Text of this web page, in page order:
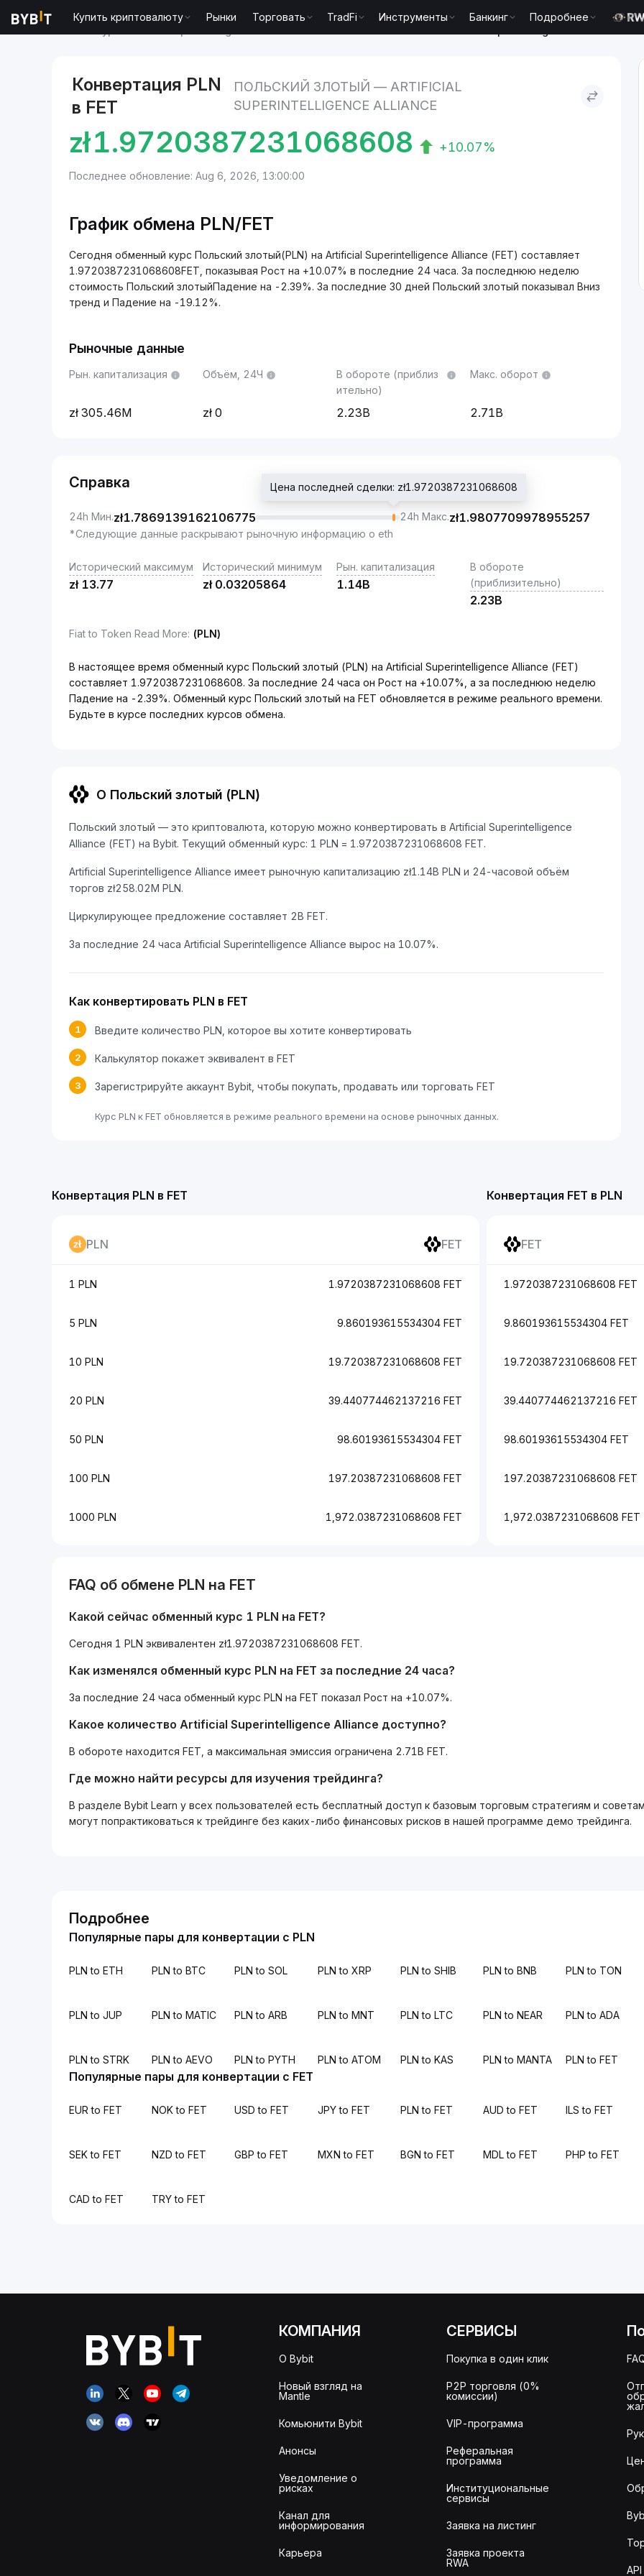
Купить криптовалюту Рынки Торговать TradFi Инструменты Банкинг Подробнее
Конвертация PLN
в FET
ПОЛЬСКИЙ ЗЛОТЫЙ — ARTIFICIAL
SUPERINTELLIGENCE ALLIANCE
zł1.9720387231068608 +10.07%
Последнее обновление: Aug 6, 2026, 13:00:00
График обмена PLN/FET
Сегодня обменный курс Польский злотый(PLN) на Artificial Superintelligence Alliance (FET) составляет
1.9720387231068608FET, показывая Рост на +10.07% в последние 24 часа. За последнюю неделю
стоимость Польский злотыйПадение на -2.39%. За последние 30 дней Польский злотый показывал Вниз
тренд и Падение на -19.12%.
Рыночные данные
Рын. капитализация
305.46M
Объём, 24Ч
0
В обороте (приблиз
ительно)
2.23B
Макс. оборот
2.71B
Справка
24h Мин.zł1.7869139162106775
Цена последней сделки: zł1.9720387231068608
24h Макс.zł1.9807709978955257
*Следующие данные раскрывают рыночную информацию о eth
Исторический максимум
zł 13.77
Исторический минимум
zł 0.03205864
Рын. капитализация
1.14B
В обороте
(приблизительно)
2.23B
Fiat to Token Read More: (PLN)
В настоящее время обменный курс Польский злотый (PLN) на Artificial Superintelligence Alliance (FET)
составляет 1.9720387231068608. За последние 24 часа он Рост на +10.07%, а за последнюю неделю
Падение на -2.39%. Обменный курс Польский злотый на FET обновляется в режиме реального времени.
Будьте в курсе последних курсов обмена.
О Польский злотый (PLN)
Польский злотый — это криптовалюта, которую можно конвертировать в Artificial Superintelligence
Alliance (FET) на Bybit. Текущий обменный курс: 1 PLN = 1.9720387231068608 FET.
Artificial Superintelligence Alliance имеет рыночную капитализацию zł1.14B PLN и 24-часовой объём
торгов zł258.02M PLN.
Циркулирующее предложение составляет 2B FET.
За последние 24 часа Artificial Superintelligence Alliance вырос на 10.07%.
Как конвертировать PLN в FET
1 Введите количество PLN, которое вы хотите конвертировать
2 Калькулятор покажет эквивалент в FET
3 Зарегистрируйте аккаунт Bybit, чтобы покупать, продавать или торговать FET
Курс PLN к FET обновляется в режиме реального времени на основе рыночных данных.
Конвертация FET в PLN
FET
1.9720387231068608 FET
9.860193615534304 FET
19.720387231068608 FET
39.440774462137216 FET
98.60193615534304 FET
197.20387231068608 FET
1,972.0387231068608 FET
Конвертация PLN в FET
PLN FET
1 PLN 1.9720387231068608 FET
5 PLN 9.860193615534304 FET
10 PLN 19.720387231068608 FET
20 PLN 39.440774462137216 FET
50 PLN 98.60193615534304 FET
100 PLN 197.20387231068608 FET
1000 PLN 1,972.0387231068608 FET
FAQ об обмене PLN на FET
Какой сейчас обменный курс 1 PLN на FET?
Сегодня 1 PLN эквивалентен zł1.9720387231068608 FET.
Как изменялся обменный курс PLN на FET за последние 24 часа?
За последние 24 часа обменный курс PLN на FET показал Рост на +10.07%.
Какое количество Artificial Superintelligence Alliance доступно?
В обороте находится FET, а максимальная эмиссия ограничена 2.71B FET.
Где можно найти ресурсы для изучения трейдинга?
В разделе Bybit Learn у всех пользователей есть бесплатный доступ к базовым торговым стратегиям и
могут попрактиковаться к трейдинге без каких-либо финансовых рисков в нашей программе демо трейдинга.
Подробнее
Популярные пары для конвертации с PLN
PLN to ETH PLN to BTC PLN to SOL PLN to XRP PLN to SHIB PLN to BNB PLN to TON
PLN to JUP PLN to MATIC PLN to ARB PLN to MNT PLN to LTC PLN to NEAR PLN to ADA
PLN to STRK PLN to AEVO PLN to PYTH PLN to ATOM PLN to KAS PLN to MANTA PLN to FET
Популярные пары для конвертации с FET
EUR to FET NOK to FET USD to FET JPY to FET PLN to FET AUD to FET ILS to FET
SEK to FET NZD to FET GBP to FET MXN to FET BGN to FET MDL to FET PHP to FET
CAD to FET TRY to FET
КОМПАНИЯ
О Bybit
Новый взгляд на
Mantle
Комьюнити Bybit
Анонсы
Уведомление о
рисках
Канал для
информирования
Карьера
СЕРВИСЫ
Покупка в один клик
P2P торговля (0%
комиссии)
VIP-программа
Реферальная
программа
Институциональные
сервисы
Заявка на листинг
Заявка проекта
RWA
API